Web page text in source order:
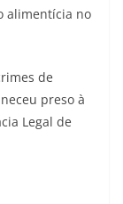
alimentícia no
de
preso à
Legal de